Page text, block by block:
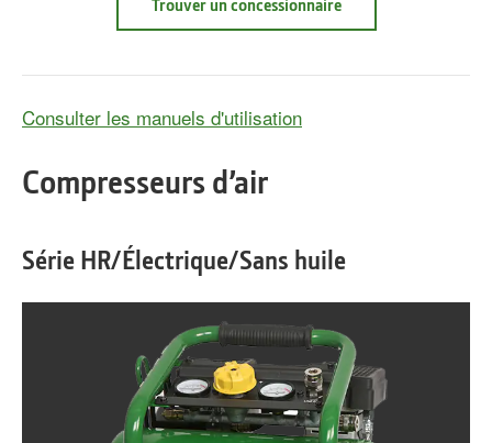
Consulter les manuels d'utilisation
Compresseurs d’air
Série HR/Électrique/Sans huile